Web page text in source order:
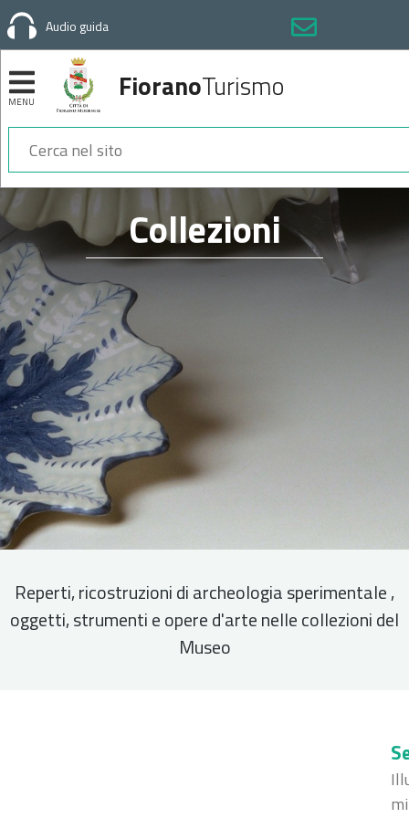
Audio guida
MENU FioranoTurismo
Sezioni
Collezioni
Reperti, ricostruzioni di archeologia sperimentale ,
oggetti, strumenti e opere d'arte nelle collezioni del
Museo